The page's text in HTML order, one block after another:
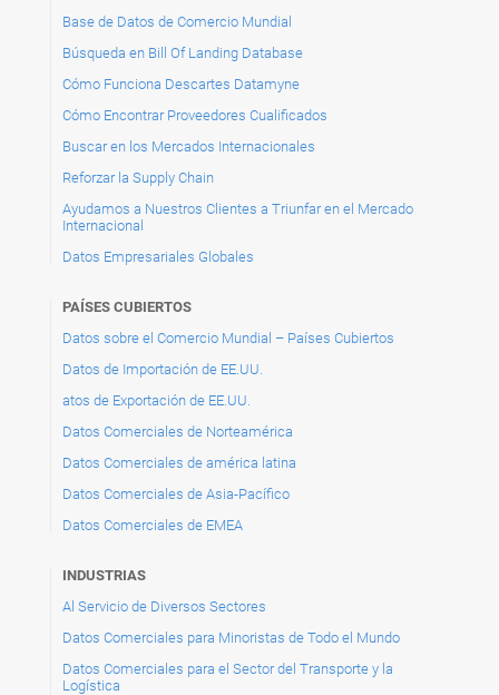
Base de Datos de Comercio Mundial
Búsqueda en Bill Of Landing Database
Cómo Funciona Descartes Datamyne
Cómo Encontrar Proveedores Cualificados
Buscar en los Mercados Internacionales
Reforzar la Supply Chain
Ayudamos a Nuestros Clientes a Triunfar en el Mercado
Internacional
Datos Empresariales Globales
PAÍSES CUBIERTOS
Datos sobre el Comercio Mundial – Países Cubiertos
Datos de Importación de EE.UU.
atos de Exportación de EE.UU.
Datos Comerciales de Norteamérica
Datos Comerciales de américa latina
Datos Comerciales de Asia-Pacífico
Datos Comerciales de EMEA
INDUSTRIAS
Al Servicio de Diversos Sectores
Datos Comerciales para Minoristas de Todo el Mundo
Datos Comerciales para el Sector del Transporte y la
Logística